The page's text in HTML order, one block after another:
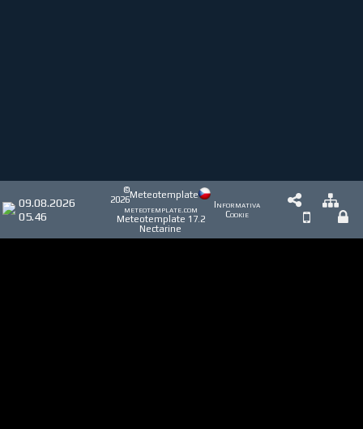
09.08.2026
05.46
©
2026Meteotemplate
meteotemplate.com
Meteotemplate 17.2
Nectarine
Informativa
Cookie